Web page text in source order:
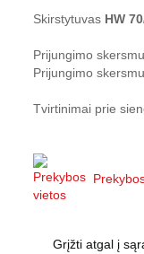
Skirstytuvas HW
Prijungimo
Prijungimo
Tvirtinimai prie
Grįžti atgal į